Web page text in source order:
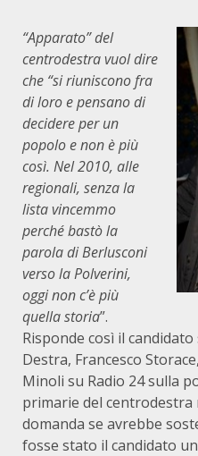
“Apparato” del
centrodestra vuol dire
che “si riuniscono fra
di loro e pensano di
decidere per un
popolo e non è più
così. Nel 2010, alle
regionali, senza la
lista vincemmo
perché bastò la
parola di Berlusconi
verso la Polverini,
oggi non c’è più
quella storia”.
Risponde così il
Destra, Francesco
Minoli su Radio 24 sulla
primarie del centrodestra
domanda se avrebbe
fosse stato il candidato